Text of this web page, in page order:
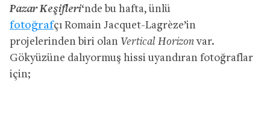
Pazar Keşifleri‘nde bu hafta, ünlü
fotoğrafçı Romain Jacquet-Lagrèze’in
projelerinden biri olan Vertical Horizonvar.
Gökyüzüne dalıyormuş hissi uyandıran fotoğraflar
için;